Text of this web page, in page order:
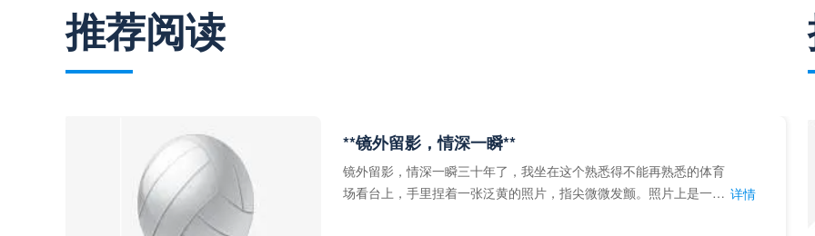
推荐阅读
**镜外留影，情深一瞬**
镜外留影，情深一瞬三十年了，我坐在这个熟悉得不能再熟悉的体育
场看台上，手里捏着一张泛黄的照片，指尖微微发颤。照片上是一个 详情